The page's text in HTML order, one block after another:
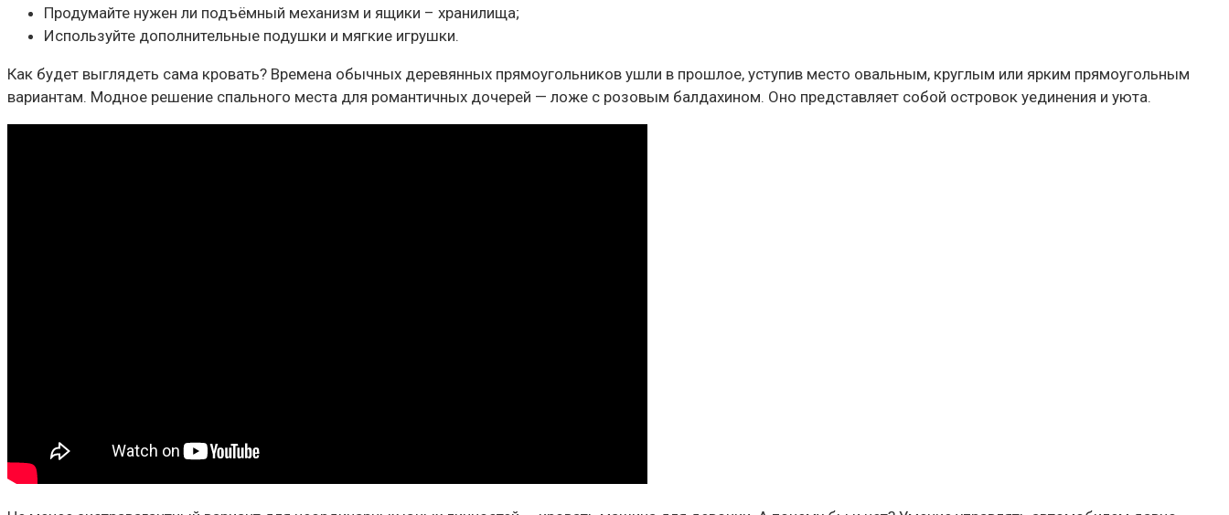
Продумайте нужен ли подъёмный механизм и ящики – хранилища;
Используйте дополнительные подушки и мягкие игрушки.
Как будет выглядеть сама кровать? Времена обычных деревянных прямоугольников ушли в прошлое, уступив место овальным, круглым или ярким прямоугольным
вариантам. Модное решение спального места для романтичных дочерей — ложе с розовым балдахином. Оно представляет собой островок уединения и уюта.